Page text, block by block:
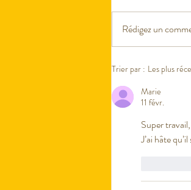
Lettre de la
classe
Rédigez un
Trier par : Les plus
Marie
11 févr.
Super
J’ai hâte